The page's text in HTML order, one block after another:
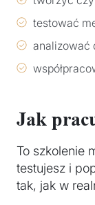
testować
analizować
Jak
To szkolenie
testujesz i
tak, jak w